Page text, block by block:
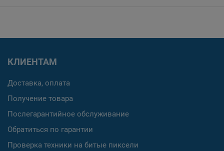
КЛИЕНТАМ
Доставка, оплата
Получение товара
Послегарантийное обслуживание
Обратиться по гарантии
Проверка техники на битые пиксели